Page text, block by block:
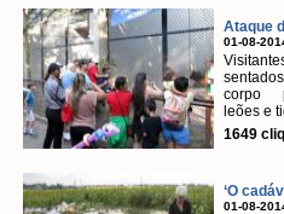
Ataque
01-08-
corpo
leões e
1649
‘O
01-08-